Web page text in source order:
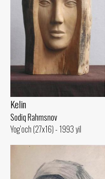
Kelin
Sodiq Rahmsnov
Yog‘och (27x16) - 1993 yil